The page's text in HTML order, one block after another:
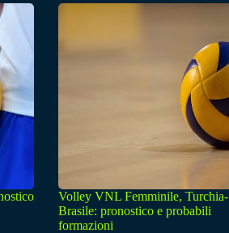
Volley VNL Femminile, Turchia-
Brasile: pronostico e probabili
formazioni